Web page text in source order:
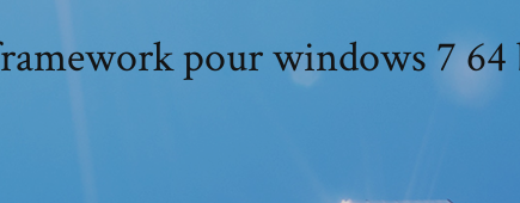
pour windows 7 64